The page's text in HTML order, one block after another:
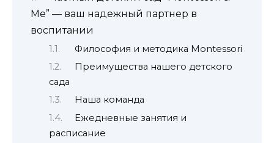
Me” — ваш надежный партнер в
воспитании
Философия и методика Montessori
Преимущества нашего детского
сада
Наша команда
Ежедневные занятия и
расписание